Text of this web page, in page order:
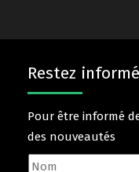
Restez
Pour être informé
des nouveautés